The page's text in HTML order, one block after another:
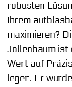
robusten
Ihrem
maximieren?
Jollenbaum ist
Wert auf
legen. Er